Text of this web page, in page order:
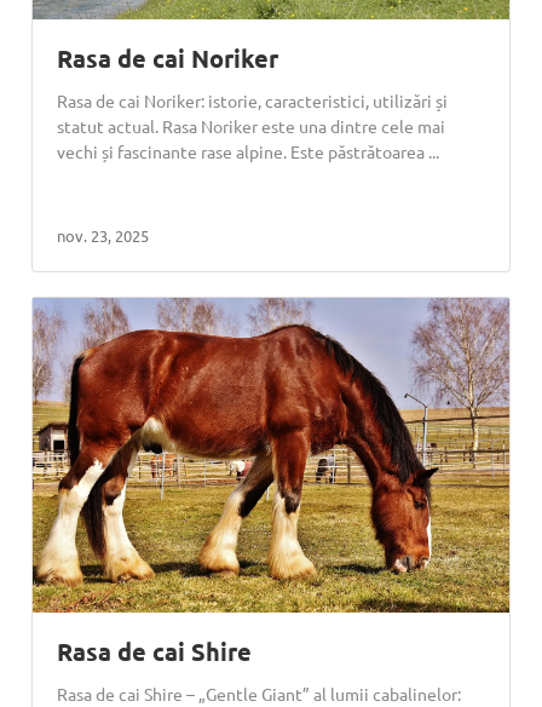
Rasa de cai Noriker
Rasa de cai Noriker: istorie, caracteristici, utilizări și
statut actual. Rasa Noriker este una dintre cele mai
vechi și fascinante rase alpine. Este păstrătoarea ...
nov. 23, 2025
Rasa de cai Shire
Rasa de cai Shire – „Gentle Giant” al lumii cabalinelor: